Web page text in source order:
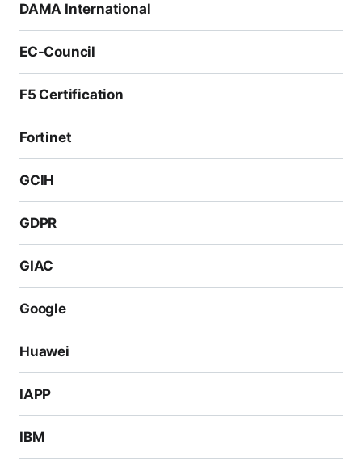
DAMA International
EC-Council
F5 Certification
Fortinet
GCIH
GDPR
GIAC
Google
Huawei
IAPP
IBM